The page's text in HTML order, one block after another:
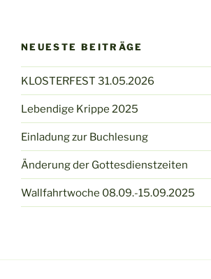
NEUESTE BEITRÄGE
KLOSTERFEST 31.05.2026
Lebendige Krippe 2025
Einladung zur Buchlesung
Änderung der Gottesdienstzeiten
Wallfahrtwoche 08.09.-15.09.2025